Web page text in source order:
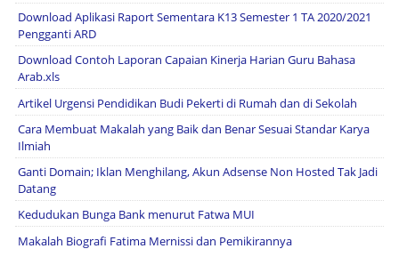
Download Aplikasi Raport Sementara K13 Semester 1 TA 2020/2021
Pengganti ARD
Download Contoh Laporan Capaian Kinerja Harian Guru Bahasa
Arab.xls
Artikel Urgensi Pendidikan Budi Pekerti di Rumah dan di Sekolah
Cara Membuat Makalah yang Baik dan Benar Sesuai Standar Karya
Ilmiah
Ganti Domain; Iklan Menghilang, Akun Adsense Non Hosted Tak Jadi
Datang
Kedudukan Bunga Bank menurut Fatwa MUI
Makalah Biografi Fatima Mernissi dan Pemikirannya